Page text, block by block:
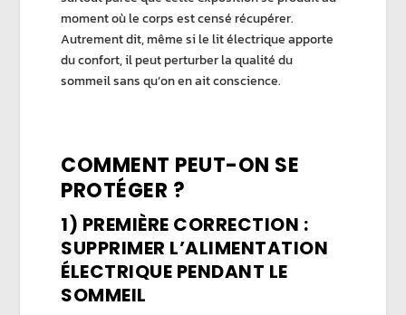
moment où le corps est censé récupérer.
Autrement dit, même si le lit électrique apporte
du confort, il peut perturber la qualité du
sommeil sans qu’on en ait conscience.
COMMENT PEUT-ON SE
PROTÉGER ?
1) PREMIÈRE CORRECTION :
SUPPRIMER L’ALIMENTATION
ÉLECTRIQUE PENDANT LE
SOMMEIL